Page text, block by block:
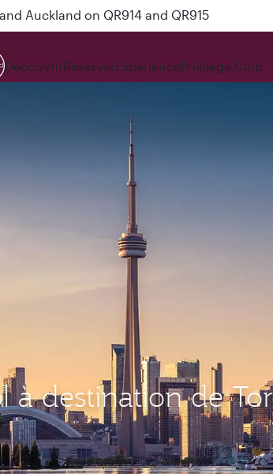
Auckland on QR914 and QR915
DécouvrirRéserverExpériencePrivilege Club
à destination de